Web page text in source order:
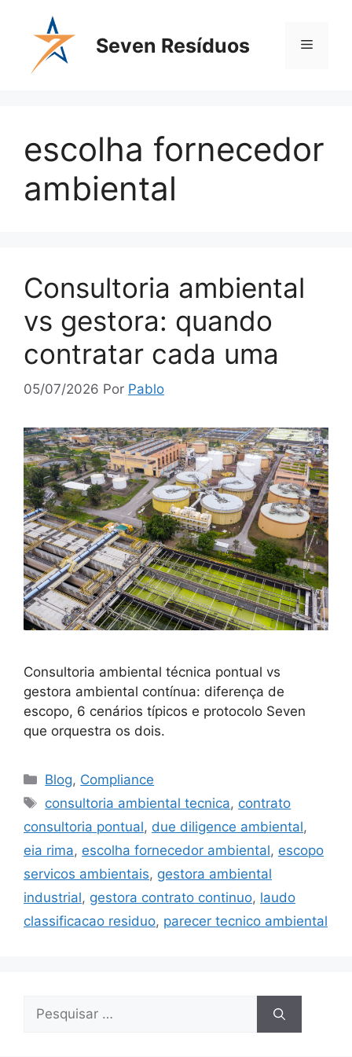
Seven Resíduos
escolha fornecedor
ambiental
Consultoria ambiental
vs gestora: quando
contratar cada uma
05/07/2026 Por Pablo
Consultoria ambiental técnica pontual vs
gestora ambiental contínua: diferença de
escopo, 6 cenários típicos e protocolo Seven
que orquestra os dois.
Blog, Compliance
consultoria ambiental tecnica, contrato
consultoria pontual, due diligence ambiental,
eia rima, escolha fornecedor ambiental, escopo
servicos ambientais, gestora ambiental
industrial, gestora contrato continuo, laudo
classificacao residuo, parecer tecnico ambiental